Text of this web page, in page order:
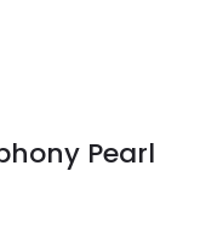
Pearl